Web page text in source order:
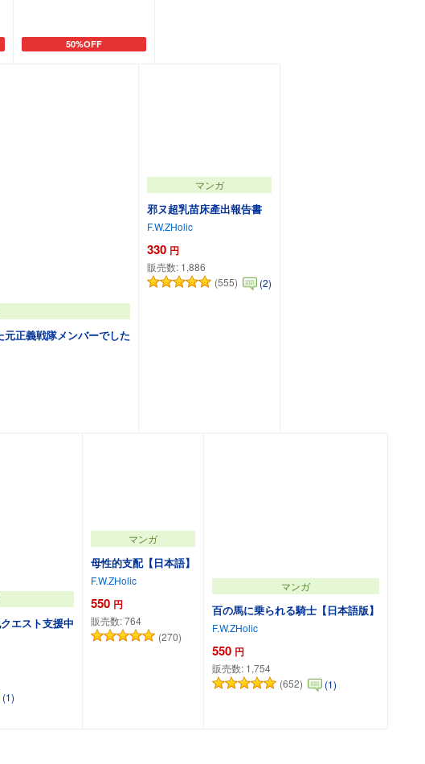
50%OFF
カートに追加
正義戦隊メンバーでした
マンガ
邪ヌ超乳苗床產出報告書
F.W.ZHolic
330 円
販売数: 1,886
(555)
(2)
エスト支援中
(1)
マンガ
母性的支配【日本語】
F.W.ZHolic
550 円
販売数:764
(270)
マンガ
百の馬に乗られる騎士【日本語版】
F.W.ZHolic
550 円
販売数: 1,754
(652)
(1)